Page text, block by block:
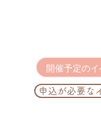
開催予定の
申込が必要な